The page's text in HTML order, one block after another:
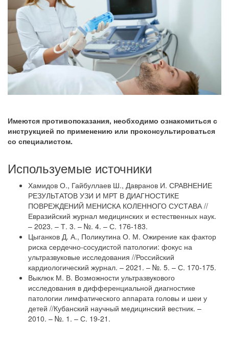
Имеются противопоказания, необходимо ознакомиться с
инструкцией по применению или проконсультироваться
со специалистом.
Используемые источники
Хамидов О., Гайбуллаев Ш., Давранов И. СРАВНЕНИЕ
РЕЗУЛЬТАТОВ УЗИ И МРТ В ДИАГНОСТИКЕ
ПОВРЕЖДЕНИЙ МЕНИСКА КОЛЕННОГО СУСТАВА //
Евразийский журнал медицинских и естественных наук.
– 2023. – Т. 3. – №. 4. – С. 176-183.
Цыганков Д. А., Поликутина О. М. Ожирение как фактор
риска сердечно-сосудистой патологии: фокус на
ультразвуковые исследования //Российский
кардиологический журнал. – 2021. – №. 5. – С. 170-175.
Выклюк М. В. Возможности ультразвукового
исследования в дифференциальной диагностике
патологии лимфатического аппарата головы и шеи у
детей //Кубанский научный медицинский вестник. –
2010. – №. 1. – С. 19-21.